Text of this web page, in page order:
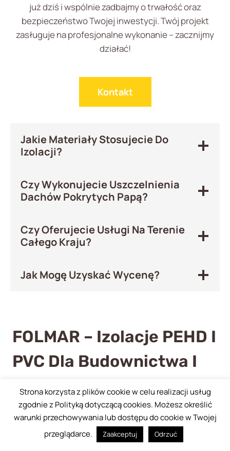
już dziś i wspólnie zadbajmy o trwałość oraz
bezpieczeństwo Twojej inwestycji. Twój projekt
zasługuje na profesjonalne wykonanie – zacznijmy
działać!
Kontakt
Jakie Materiały Stosujecie Do
Izolacji?
Czy Wykonujecie Uszczelnienia
Dachów Pokrytych Papą?
Czy Oferujecie Usługi Na Terenie
Całego Kraju?
Jak Mogę Uzyskać Wycenę?
FOLMAR – Izolacje PEHD I
PVC Dla Budownictwa I
Przemysłu
Zajmujemy się specjalistycznymi izolacjami
obiektów budowlanych, przemysłowych i
hydrotechnicznych. Nasze realizacje obejmują m.in.
Strona korzysta z plików cookie w celu realizacji usług
zgodnie z Polityką dotyczącą cookies. Możesz określić
warunki przechowywania lub dostępu do cookie w Twojej
przeglądarce.
Zaakceptuj Odrzuć